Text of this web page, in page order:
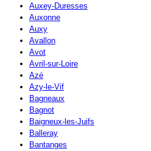
Auxey-Duresses
Auxonne
Auxy
Avallon
Avot
Avril-sur-Loire
Azé
Azy-le-Vif
Bagneaux
Bagnot
Baigneux-les-Juifs
Balleray
Bantanges